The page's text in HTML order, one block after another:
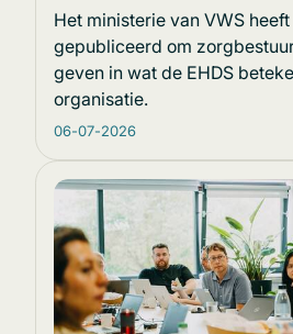
Het ministerie van VWS
gepubliceerd om
geven in wat de EHDS
organisatie.
06-07-2026